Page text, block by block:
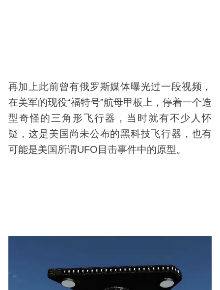
再加上此前曾有俄罗斯媒体曝光过一段视频，
在美军的现役“福特号”航母甲板上，停着一个造
型奇怪的三角形飞行器，当时就有不少人怀
疑，这是美国尚未公布的黑科技飞行器，也有
可能是美国所谓UFO目击事件中的原型。